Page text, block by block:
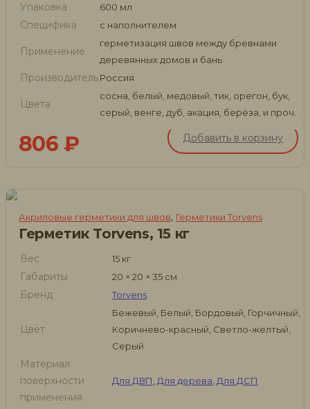
Упаковка 600 мл
Специфика с наполнителем
Применение
герметизация швов между бревнами
деревянных домов и бань
ПроизводительРоссия
Цвета
сосна, белый, медовый, тик, орегон, бук,
серый, венге, дуб, акация, берёза, и проч.
806 ₽ Добавить в корзину
Акриловые герметики для швов, Герметики Torvens
Герметик Torvens, 15 кг
Вес 15 кг
Габариты 20 × 20 × 35 см
Бренд Torvens
Цвет
Бежевый, Белый, Бордовый, Горчичный,
Коричнево-красный, Светло-желтый,
Серый
Материал
поверхности
применения
Для ДВП,Для дерева,Для ДСП